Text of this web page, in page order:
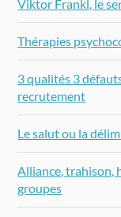
Viktor Frankl, le
Thérapies
3 qualités 3
recrutement
Le salut ou la
Alliance, trahison,
groupes